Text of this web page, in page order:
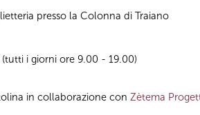
presso la Colonna di Traiano
i giorni ore 9.00 - 19.00)
in collaborazione con Zètema